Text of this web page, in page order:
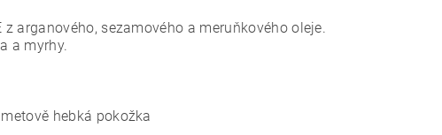
arganového, sezamového a meruňkového oleje.
a myrhy.
hebká pokožka